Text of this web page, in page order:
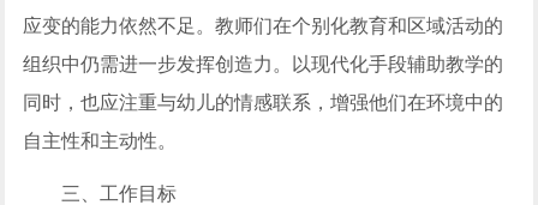
应变的能力依然不足。教师们在个别化教育和区域活动的
组织中仍需进一步发挥创造力。以现代化手段辅助教学的
同时，也应注重与幼儿的情感联系，增强他们在环境中的
自主性和主动性。
三、工作目标